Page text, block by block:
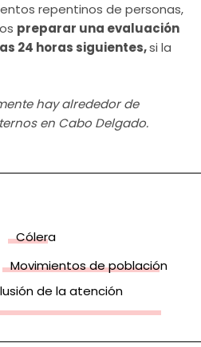
repentinos de personas,
preparar una evaluación
24 horas siguientes,si la
hay alrededor de
en Cabo Delgado.
Cólera
Movimientos de población
de la atención